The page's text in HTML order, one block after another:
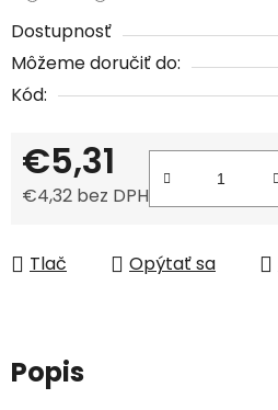
Dostupnosť
Môžeme doručiť do:
Kód:
€5,31
€4,32 bez DPH
Tlač Opýtať sa
Popis